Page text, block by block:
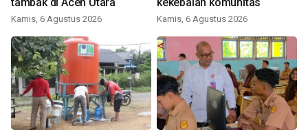
Kamis, 6 Agustus 2026 Kamis, 6 Agustus 2026